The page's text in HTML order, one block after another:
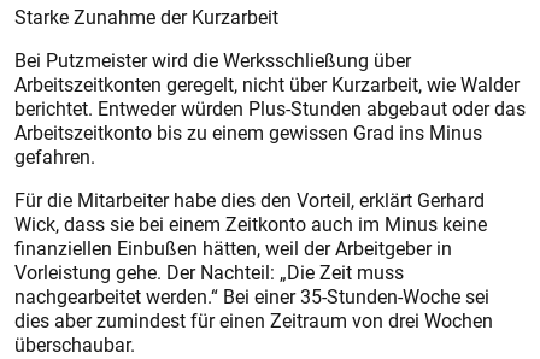
Starke Zunahme der Kurzarbeit
Bei Putzmeister wird die Werksschließung über
Arbeitszeitkonten geregelt, nicht über Kurzarbeit, wie Walder
berichtet. Entweder würden Plus-Stunden abgebaut oder das
Arbeitszeitkonto bis zu einem gewissen Grad ins Minus
gefahren.
Für die Mitarbeiter habe dies den Vorteil, erklärt Gerhard
Wick, dass sie bei einem Zeitkonto auch im Minus keine
finanziellen Einbußen hätten, weil der Arbeitgeber in
Vorleistung gehe. Der Nachteil: „Die Zeit muss
nachgearbeitet werden.“ Bei einer 35-Stunden-Woche sei
dies aber zumindest für einen Zeitraum von drei Wochen
überschaubar.